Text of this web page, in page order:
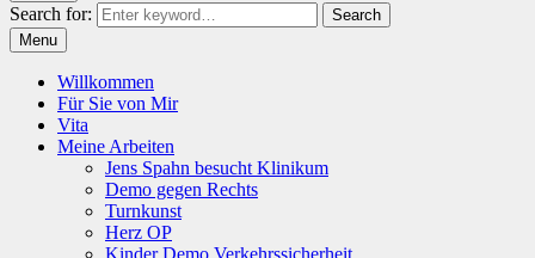
Search for:
Search
Menu
Willkommen
Für Sie von Mir
Vita
Meine Arbeiten
Jens Spahn besucht Klinikum
Demo gegen Rechts
Turnkunst
Herz OP
Kinder Demo Verkehrssicherheit